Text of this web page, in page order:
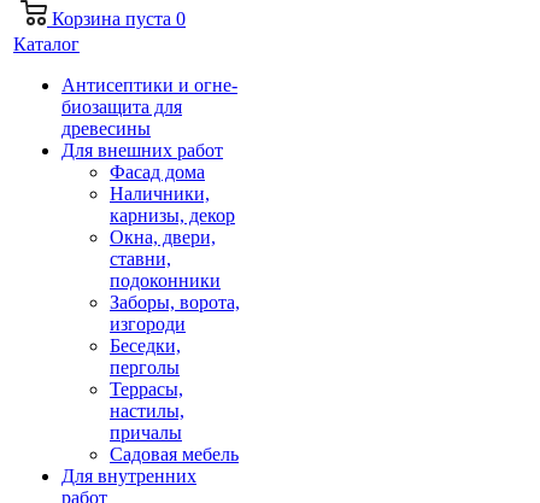
Корзина пуста 0
Каталог
Антисептики и огне-
биозащита для
древесины
Для внешних работ
Фасад дома
Наличники,
карнизы, декор
Окна, двери,
ставни,
подоконники
Заборы, ворота,
изгороди
Беседки,
перголы
Террасы,
настилы,
причалы
Садовая мебель
Для внутренних
работ